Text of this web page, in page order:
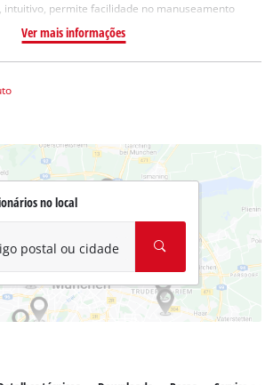
intuitivo, permite facilidade no manuseamento
Ver mais informações
no local
postal ou cidade